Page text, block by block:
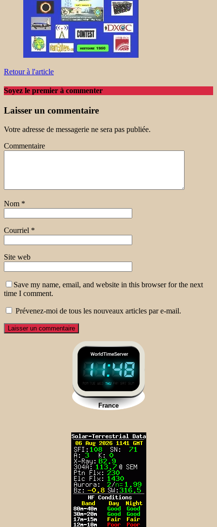
Retour à l'article
Soyez le premier à commenter
Laisser un commentaire
Votre adresse de messagerie ne sera pas publiée.
Commentaire
Nom *
Courriel *
Site web
Save my name, email, and website in this browser for the next
time I comment.
Prévenez-moi de tous les nouveaux articles par e-mail.